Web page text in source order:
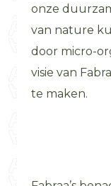
onze
van nature
door micro-
visie van
te maken.